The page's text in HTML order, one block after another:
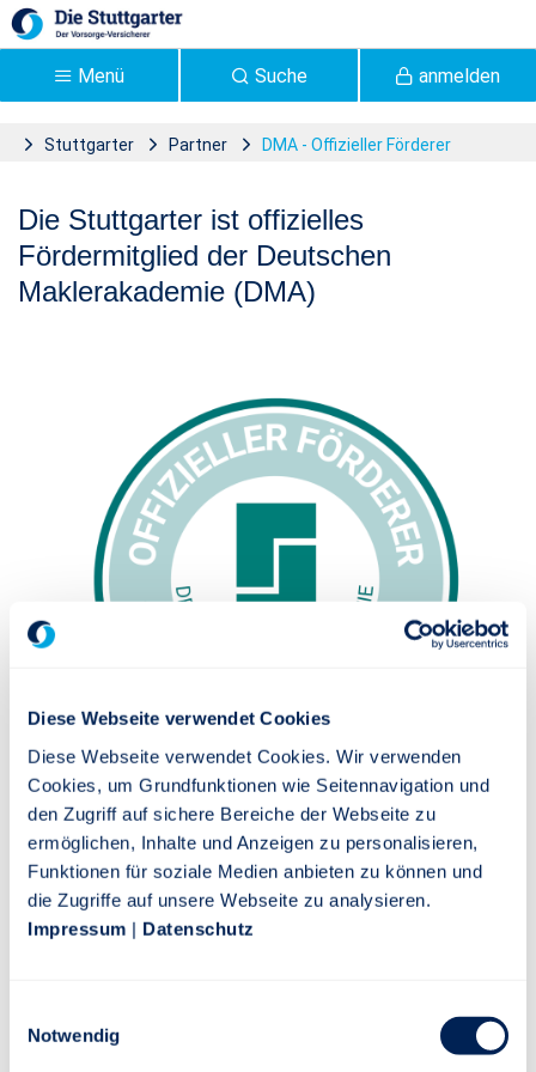
Diese Webseite verwendet Cookies
Diese Webseite verwendet Cookies. Wir verwenden
Cookies, um Grundfunktionen wie Seitennavigation und
den Zugriff auf sichere Bereiche der Webseite zu
ermöglichen, Inhalte und Anzeigen zu personalisieren,
Funktionen für soziale Medien anbieten zu können und
die Zugriffe auf unsere Webseite zu analysieren.
Impressum | Datenschutz
Notwendig
Zum Hauptinhalt springen
anmelden
Suche
Menü
Stuttgarter Partner DMA - Offizieller Förderer
Maklerakademie |
Stuttgarter Versicherung -
Die Stuttgarter ist offizielles
Fördermitglied der Deutschen
Maklerakademie (DMA)
steht für höchste Qualität und Neutralität sowie für ein
praxisnahes Bildungsangebot, das von der Basisqualifikation